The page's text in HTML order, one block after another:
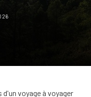
voyage à voyager